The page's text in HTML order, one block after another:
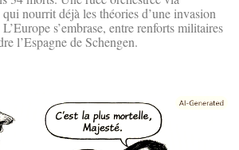
nourrit déjà les théories d’une invasion
s’embrase, entre renforts militaires
l’Espagne de Schengen.